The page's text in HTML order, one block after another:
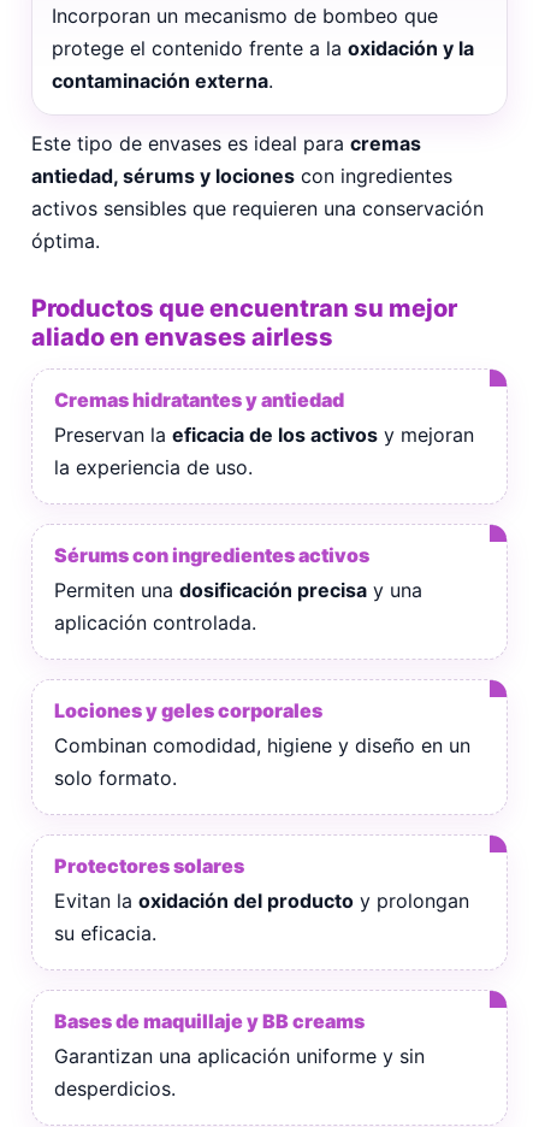
Incorporan un mecanismo de bombeo que
protege el contenido frente a la oxidación y la
contaminación externa.
Este tipo de envases es ideal para cremas
antiedad, sérums y lociones con ingredientes
activos sensibles que requieren una conservación
óptima.
Productos que encuentran su mejor
aliado en envases airless
Cremas hidratantes y antiedad
Preservan la eficacia de los activos y mejoran
la experiencia de uso.
Sérums con ingredientes activos
Permiten una dosificación precisa y una
aplicación controlada.
Lociones y geles corporales
Combinan comodidad, higiene y diseño en un
solo formato.
Protectores solares
Evitan la oxidación del producto y prolongan
su eficacia.
Bases de maquillaje y BB creams
Garantizan una aplicación uniforme y sin
desperdicios.